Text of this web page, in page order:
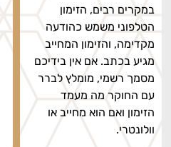
במקרים רבים, הזימון
הטלפוני משמש כהודעה
מקדימה, והזימון המחייב
מגיע בכתב. אם אין בידיכם
מסמך רשמי, מומלץ לברר
עם החוקר מה מעמד
הזימון ואם הוא מחייב או
וולונטרי.